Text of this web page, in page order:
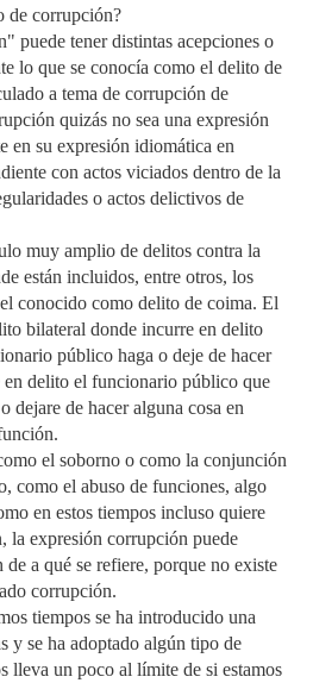
de corrupción?
puede tener distintas acepciones o
lo que se conocía como el delito de
a tema de corrupción de
quizás no sea una expresión
en su expresión idiomática en
con actos viciados dentro de la
o actos delictivos de
muy amplio de delitos contra la
están incluidos, entre otros, los
conocido como delito de coima. El
bilateral donde incurre en delito
público haga o deje de hacer
delito el funcionario público que
dejare de hacer alguna cosa en
el soborno o como la conjunción
como el abuso de funciones, algo
en estos tiempos incluso quiere
la expresión corrupción puede
a qué se refiere, porque no existe
corrupción.
tiempos se ha introducido una
y se ha adoptado algún tipo de
lleva un poco al límite de si estamos